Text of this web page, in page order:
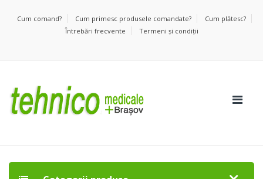
Cum comand? Cum primesc produsele comandate?
Cum plătesc?
Întrebări frecvente
Termeni şi condiţii